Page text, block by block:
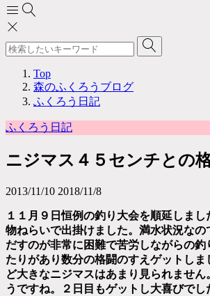
Top
森のふくろうブログ
ふくろう日記
ふくろう日記
ニジマス４５センチとの
2013/11/10 2018/11/8
１１月９日恒例の釣り大会を順延しま
物ねらいで出掛けました。満水状況なの
だすのが非常に困難で苦労しながらの
たりがあり数分の格闘のすえゲットしま
ど大きなニジマスはあまり見られません
うですね。２日目もゲットし大喜びで